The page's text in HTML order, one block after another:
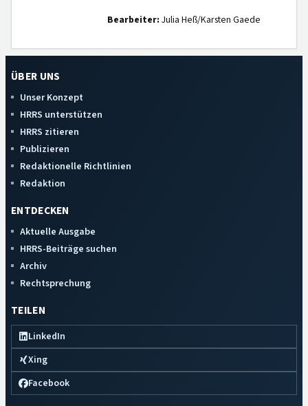
Bearbeiter: Julia Heß/Karsten Gaede
ÜBER UNS
Unser Konzept
HRRS unterstützen
HRRS zitieren
Publizieren
Redaktionelle Richtlinien
Redaktion
ENTDECKEN
Aktuelle Ausgabe
HRRS-Beiträge suchen
Archiv
Rechtsprechung
TEILEN
LinkedIn
Xing
Facebook